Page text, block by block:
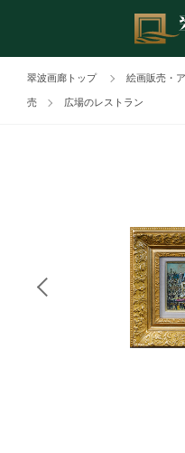
翠波画廊トップ 絵画販売・
売 広場のレストラン